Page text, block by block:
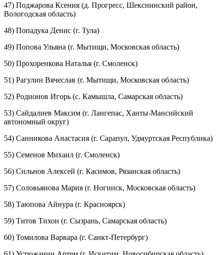
47) Поджарова Ксения (д. Прогресс, Шекснинский район,
Вологодская область)
48) Попадука Денис (г. Тула)
49) Попова Ульяна (г. Мытищи, Московская область)
50) Прохоренкова Наталья (г. Смоленск)
51) Рагулин Вячеслав (г. Мытищи, Московская область)
52) Родионов Игорь (с. Камышла, Самарская область)
53) Сайдалиев Максим (г. Лангепас, Ханты-Мансийский
автономный округ)
54) Санникова Анастасия (г. Сарапул, Удмуртская Республика)
55) Семенов Михаил (г. Смоленск)
56) Сильнов Алексей (г. Касимов, Рязанская область)
57) Соловьянова Мария (г. Ногинск, Московская область)
58) Таюпова Айнура (г. Красноярск)
59) Титов Тихон (г. Сызрань, Самарская область)
60) Томилова Варвара (г. Санкт-Петербург)